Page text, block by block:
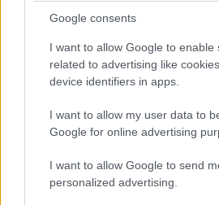
Google consents
I want to allow Google to enable
related to advertising like
device identifiers in apps.
I want to allow my user data to
Google for online advertising
I want to allow Google to send
personalized advertising.
ΠΟΝΤΟΣ